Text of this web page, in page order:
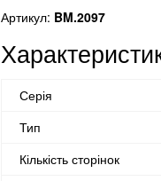
Артикул: BM.2097
Серія
Тип
Кількість сторінок